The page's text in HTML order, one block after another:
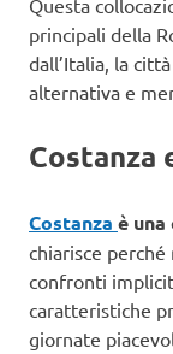
Questa
principali della
dall’Italia, la
alternativa e
Costanza
Costanza è
chiarisce
confronti
caratteristiche
giornate